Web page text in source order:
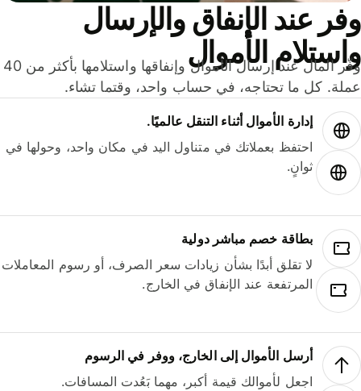
عند الإنفاق والإرسال
الأموال
وفّر المال عند إرسال الأموال وإنفاقها واستلامها بأكثر من 40
كل ما تحتاجه، في حساب واحد، وقتما تشاء.
إدارة الأموال أثناء التنقل عالميًا.
احتفظ بعملاتك في متناول اليد في مكان واحد، وحولها في
ثوانٍ.
بطاقة خصم مباشر دولية
لا تقلق أبدًا بشأن زيادات سعر الصرف، أو رسوم المعاملات
المرتفعة عند الإنفاق في الخارج.
أرسل الأموال إلى الخارج، ووفر في الرسوم
اجعل لأموالك قيمة أكبر، مهما بَعُدت المسافات.